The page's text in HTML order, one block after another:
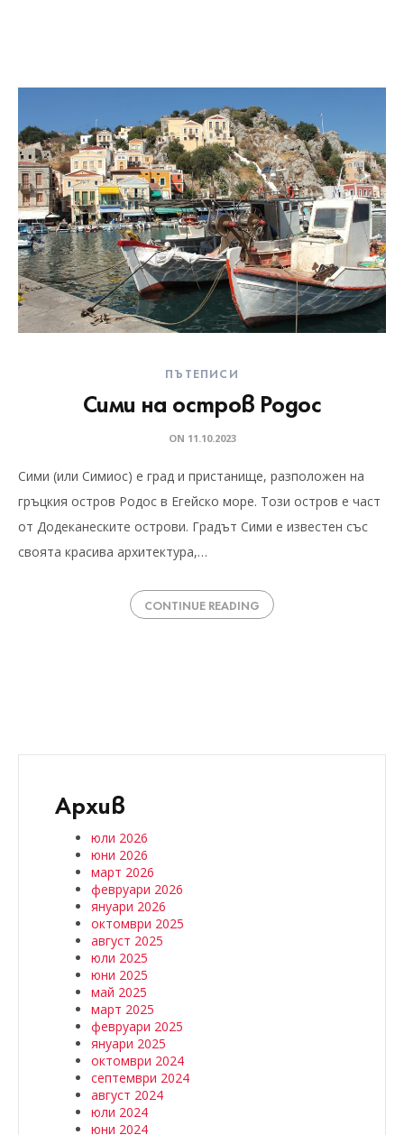
ПЪТЕПИСИ
Сими на остров Родос
ON 11.10.2023
Сими (или Симиос) е град и пристанище, разположен на
гръцкия остров Родос в Егейско море. Този остров е част
от Додеканеските острови. Градът Сими е известен със
своята красива архитектура,…
CONTINUE READING
Архив
юли 2026
юни 2026
март 2026
февруари 2026
януари 2026
октомври 2025
август 2025
юли 2025
юни 2025
май 2025
март 2025
февруари 2025
януари 2025
октомври 2024
септември 2024
август 2024
юли 2024
юни 2024